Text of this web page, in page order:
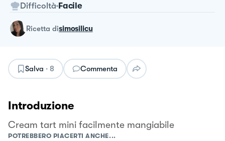
Difficoltà Facile
ricetta disimosilicu
Salva · 8 Commenta
Introduzione
Cream tart mini facilmente mangiabile
POTREBBERO PIACERTI ANCHE...